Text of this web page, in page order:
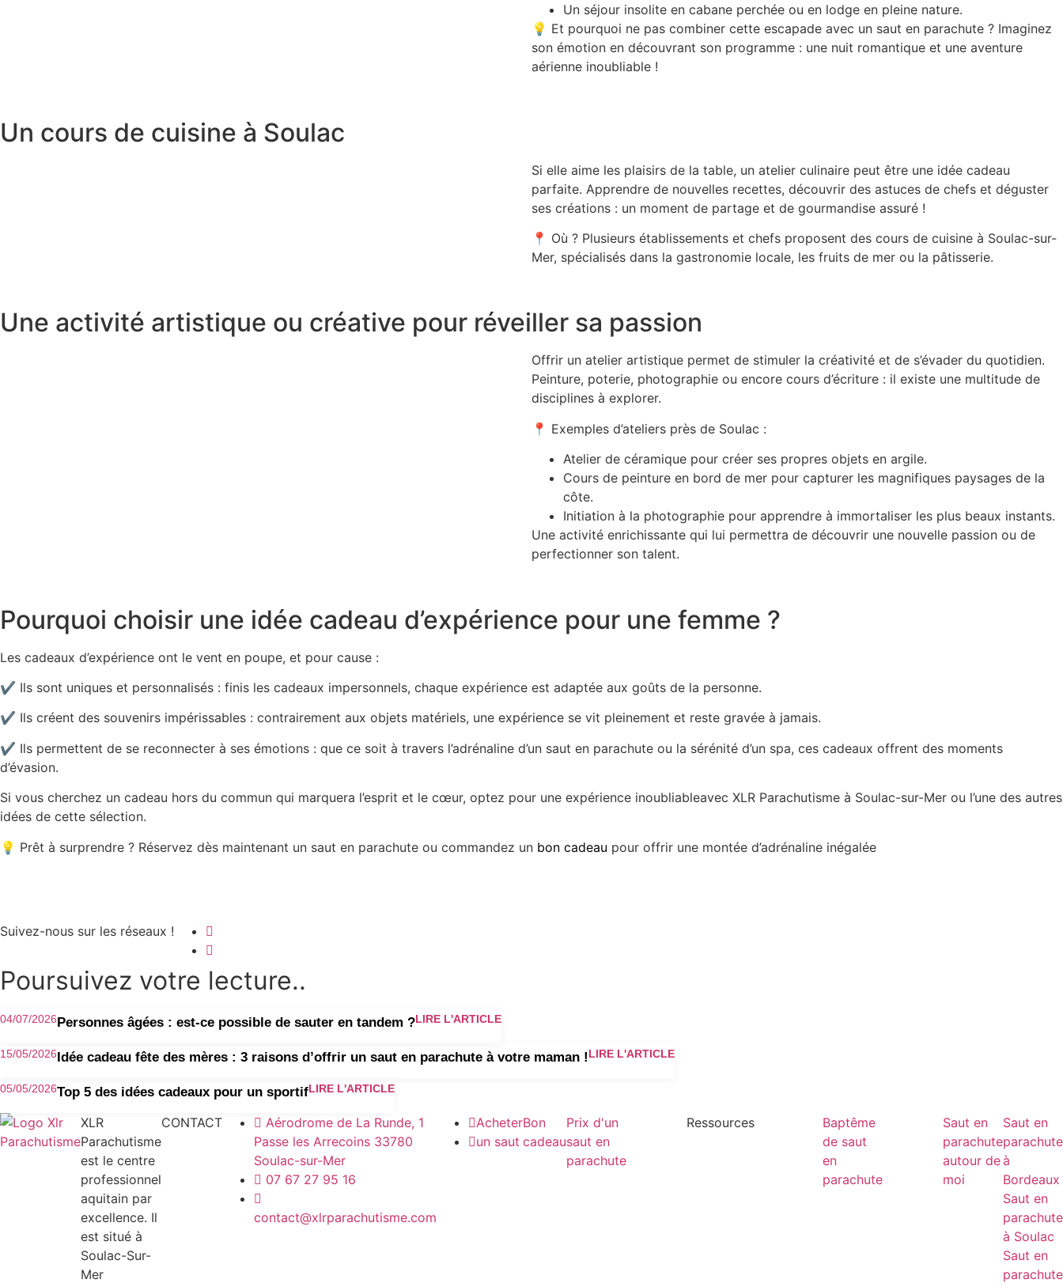
Un séjour insolite en cabane perchée ou en lodge en pleine nature.
💡 Et pourquoi ne pas combiner cette escapade avec un saut en parachute ? Imaginez
son émotion en découvrant son programme : une nuit romantique et une aventure
aérienne inoubliable !
Un cours de cuisine à Soulac
Si elle aime les plaisirs de la table, un atelier culinaire peut être une idée cadeau
parfaite. Apprendre de nouvelles recettes, découvrir des astuces de chefs et déguster
ses créations : un moment de partage et de gourmandise assuré !
📍 Où ? Plusieurs établissements et chefs proposent des cours de cuisine à Soulac-sur-
Mer, spécialisés dans la gastronomie locale, les fruits de mer ou la pâtisserie.
Une activité artistique ou créative pour réveiller sa passion
Offrir un atelier artistique permet de stimuler la créativité et de s’évader du quotidien.
Peinture, poterie, photographie ou encore cours d’écriture : il existe une multitude de
disciplines à explorer.
📍 Exemples d’ateliers près de Soulac :
Atelier de céramique pour créer ses propres objets en argile.
Cours de peinture en bord de mer pour capturer les magnifiques paysages de la
côte.
Initiation à la photographie pour apprendre à immortaliser les plus beaux instants.
Une activité enrichissante qui lui permettra de découvrir une nouvelle passion ou de
perfectionner son talent.
Pourquoi choisir une idée cadeau d’expérience pour une femme ?
Les cadeaux d’expérience ont le vent en poupe, et pour cause :
✔ Ils sont uniques et personnalisés : finis les cadeaux impersonnels, chaque expérience est adaptée aux goûts de la personne.
✔ Ils créent des souvenirs impérissables : contrairement aux objets matériels, une expérience se vit pleinement et reste gravée à jamais.
✔ Ils permettent de se reconnecter à ses émotions : que ce soit à travers l’adrénaline d’un saut en parachute ou la sérénité d’un spa, ces cadeaux offrent des moments
d’évasion.
Si vous cherchez un cadeau hors du commun qui marquera l’esprit et le cœur, optez pour une expérience inoubliableavec XLR Parachutisme à Soulac-sur-Mer ou l’une des autres
idées de cette sélection.
💡 Prêt à surprendre ? Réservez dès maintenant un saut en parachute ou commandez un bon cadeau pour offrir une montée d’adrénaline inégalée
Suivez-nous sur les réseaux !
Poursuivez votre lecture..
04/07/2026 Personnes âgées : est-ce possible de sauter en tandem ?LIRE L'ARTICLE
15/05/2026 Idée cadeau fête des mères : 3 raisons d’offrir un saut en parachute à votre maman !LIRE L'ARTICLE
05/05/2026Top 5 des idées cadeaux pour un sportifLIRE L'ARTICLE
XLR
Parachutisme
est le centre
professionnel
aquitain par
excellence. Il
est situé à
Soulac-Sur-
Mer
CONTACT
Aérodrome de La Runde, 1
Passe les Arrecoins 33780
Soulac-sur-Mer
07 67 27 95 16
contact@xlrparachutisme.com
Acheter
un saut
Bon
cadeau
Prix d'un
saut en
parachute
Ressources
Baptême
de saut
en
parachute
Saut en
parachute
autour de
moi
Saut en
parachute
à
Bordeaux
Saut en
parachute
à Soulac
Saut en
parachute